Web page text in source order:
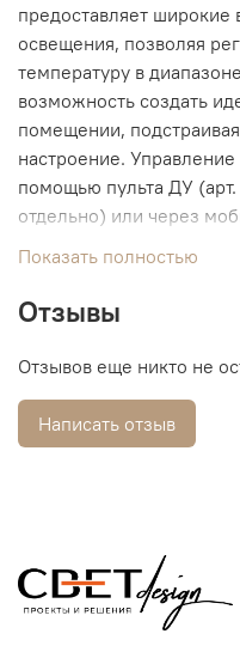
предоставляет широкие
освещения, позволяя
температуру в
возможность создать
помещении,
настроение.
помощью пульта ДУ
отдельно) или через
интерьер, но и
подходящее для любых
FLUM легко впишется
и стиль. Простота
делают этот светильник
Показать полностью
Отзывы
Отзывов еще никто не
Написать отзыв